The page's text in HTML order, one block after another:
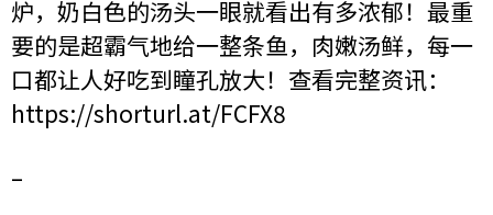
炉，奶白色的汤头一眼就看出有多浓郁！最重
要的是超霸气地给一整条鱼，肉嫩汤鲜，每一
口都让人好吃到瞳孔放大！查看完整资讯：
https://shorturl.at/FCFX8
–